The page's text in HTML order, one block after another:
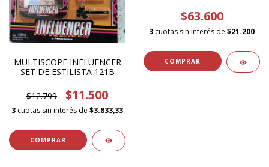
MULTISCOPE INFLUENCER
SET DE ESTILISTA 121B
$12.799 $11.500
3 cuotas sin interés de $3.833,33
$63.600
3 cuotas sin interés de $21.200